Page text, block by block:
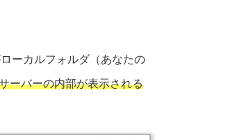
ーカルフォルダ（あなたの
ーバーの内部が表示される